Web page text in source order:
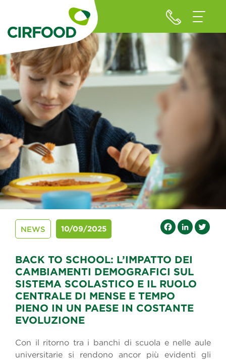
Facebook
LinkedIn
NEWS 10/09/2025
BACK TO SCHOOL: L’IMPATTO DEI
CAMBIAMENTI DEMOGRAFICI SUL
SISTEMA SCOLASTICO E IL RUOLO
CENTRALE DI MENSE E TEMPO
PIENO IN UN PAESE IN COSTANTE
EVOLUZIONE
Con il ritorno tra i banchi di scuola e nelle aule
universitarie si rendono ancor più evidenti gli